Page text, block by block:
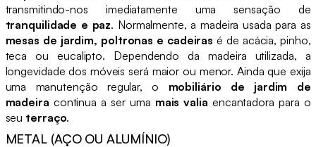
transmitindo-nos imediatamente uma sensação de
tranquilidade e paz. Normalmente, a madeira usada para as
mesas de jardim, poltronas e cadeiras é de acácia, pinho,
teca ou eucalipto. Dependendo da madeira utilizada, a
longevidade dos móveis será maior ou menor. Ainda que exija
uma manutenção regular, o mobiliário de jardim de
madeira continua a ser uma mais valia encantadora para o
seu terraço.
METAL (AÇO OU ALUMÍNIO)